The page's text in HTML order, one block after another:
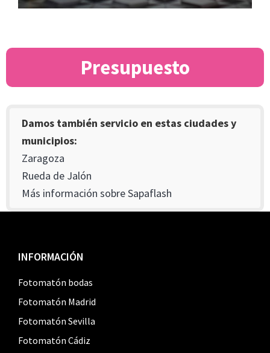
Presupuesto
Damos también servicio en estas ciudades y
municipios:
Zaragoza
Rueda de Jalón
Más información sobre Sapaflash
Footer
INFORMACIÓN
Fotomatón bodas
Fotomatón Madrid
Fotomatón Sevilla
Fotomatón Cádiz